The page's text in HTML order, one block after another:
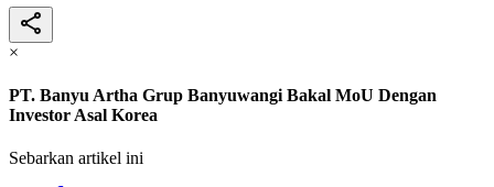
×
PT. Banyu Artha Grup Banyuwangi Bakal MoU Dengan
Investor Asal Korea
Sebarkan artikel ini